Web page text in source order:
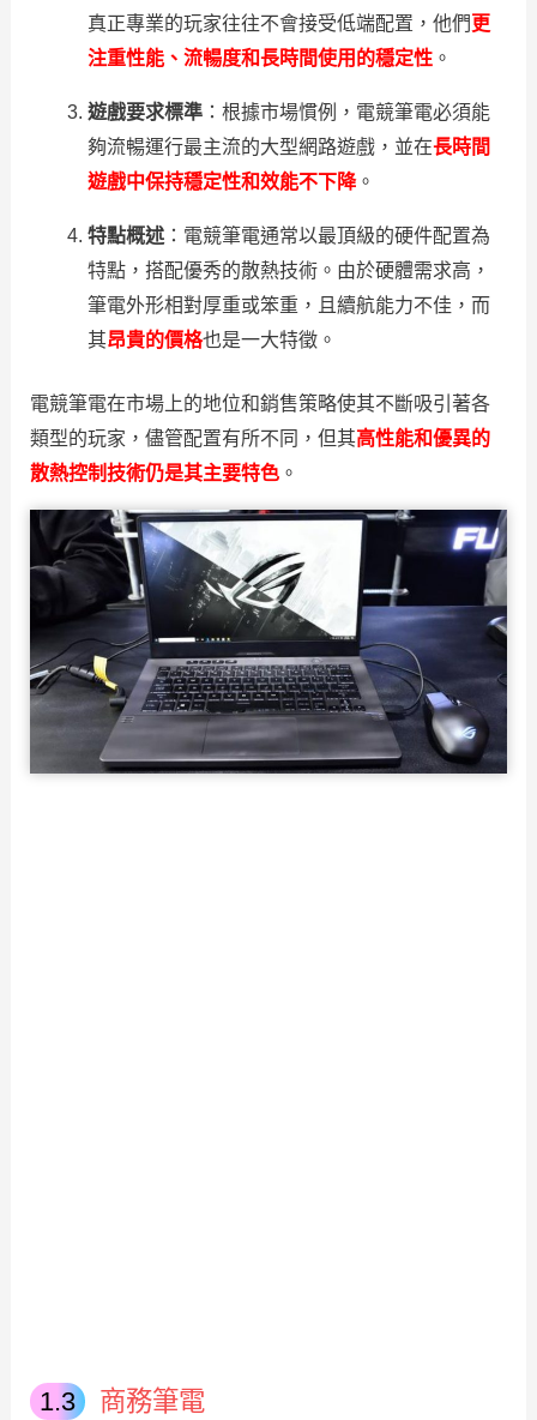
真正專業的玩家往往不會接受低端配置，他們 更
注重性能、流暢度和長時間使用的穩定性。
遊戲要求標準：根據市場慣例，電競筆電必須能
夠流暢運行最主流的大型網路遊戲，並在長時間
遊戲中保持穩定性和效能不下降。
特點概述：電競筆電通常以最頂級的硬件配置為
特點，搭配優秀的散熱技術。由於硬體需求高，
筆電外形相對厚重或笨重，且續航能力不佳，而
其昂貴的價格也是一大特徵。
電競筆電在市場上的地位和銷售策略使其不斷吸引著各
類型的玩家，儘管配置有所不同，但其高性能和優異的
散熱控制技術仍是其主要特色。
商務筆電